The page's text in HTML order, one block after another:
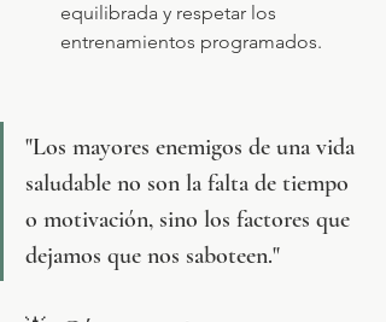
equilibrada y respetar los
entrenamientos programados.
"Los mayores enemigos de una vida
saludable no son la falta de tiempo
o motivación, sino los factores que
dejamos que nos saboteen."